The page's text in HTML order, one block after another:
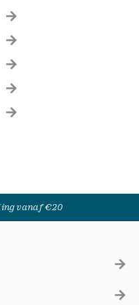
vanaf €20